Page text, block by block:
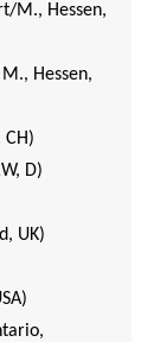
M., Hessen,
Hessen,
D)
UK)